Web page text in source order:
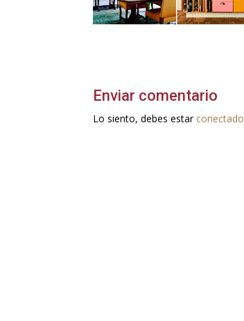
Enviar comentario
Lo siento, debes estar conectado